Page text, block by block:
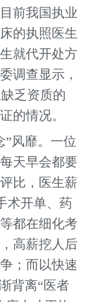
前我国执业
的执照医生
就代开处方
调查显示，
乏资质的
的情况。
风靡。一位
天早会都要
比，医生薪
术开单、药
都在细化考
高薪挖人后
；而以快速
背离“医者